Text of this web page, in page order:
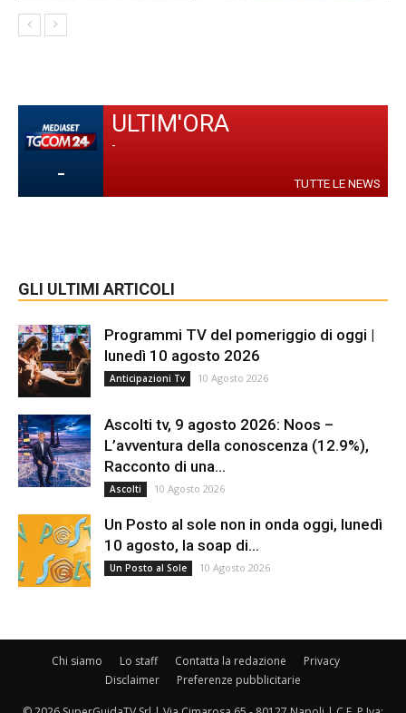
-
ULTIM'ORA
-
TUTTE LE NEWS
GLI ULTIMI ARTICOLI
Programmi TV del pomeriggio di oggi |
lunedì 10 agosto 2026
Anticipazioni Tv 10 Agosto 2026
Ascolti tv, 9 agosto 2026: Noos –
L’avventura della conoscenza (12.9%),
Racconto di una...
Ascolti 10 Agosto 2026
Un Posto al sole non in onda oggi, lunedì
10 agosto, la soap di...
Un Posto al Sole 10 Agosto 2026
Chi siamo Lo staff Contatta la redazione
Privacy
Disclaimer
Preferenze pubblicitarie